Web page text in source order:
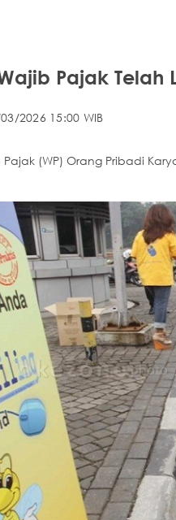
Pajak Telah
2026 15:00 WIB
(WP) Orang Pribadi